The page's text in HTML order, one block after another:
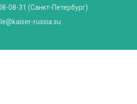
08-31 (Санкт-Петербург)
russia.su